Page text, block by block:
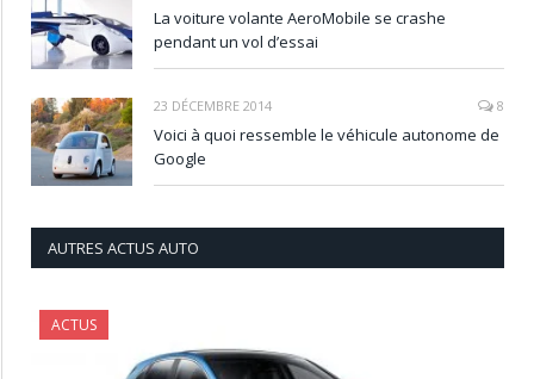
La voiture volante AeroMobile se crashe
pendant un vol d’essai
23 DÉCEMBRE 2014 8
Voici à quoi ressemble le véhicule autonome de
Google
AUTRES ACTUS AUTO
ACTUS